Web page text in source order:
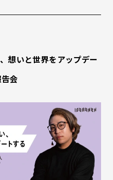
想いと世界をアップデー
会